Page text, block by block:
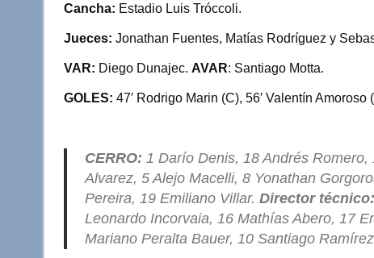
Cancha: Estadio Luis Tróccoli.
Jueces: Jonathan Fuentes, Matías Rodríguez y
VAR: Diego Dunajec. AVAR: Santiago Motta.
GOLES: 47′ Rodrigo Marin (C), 56′ Valentín Amoroso
CERRO: 1 Darío Denis, 18 Andrés
Alvarez, 5 Alejo Macelli, 8 Yonathan
Pereira, 19 Emiliano Villar.Director técnico:
Leonardo Incorvaia, 16 Mathías Abero, 17
Mariano Peralta Bauer, 10 Santiago